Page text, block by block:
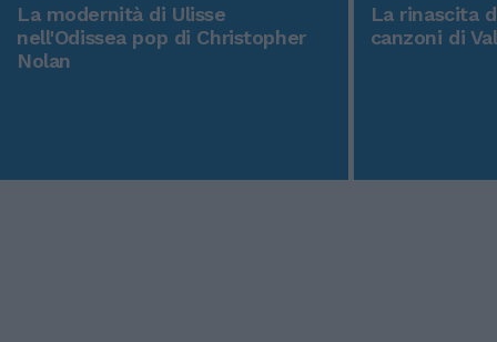
La modernità di Ulisse
nell'Odissea pop di Christopher
Nolan
La rinascita
canzoni di